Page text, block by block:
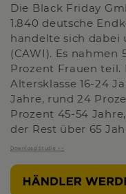
Die Black Friday
1.840 deutsche
handelte sich
(CAWI). Es nahmen
Prozent Frauen teil.
Altersklasse 16-24
Jahre, rund 24
Prozent 45-54
der Rest über 65
Download Studie >>